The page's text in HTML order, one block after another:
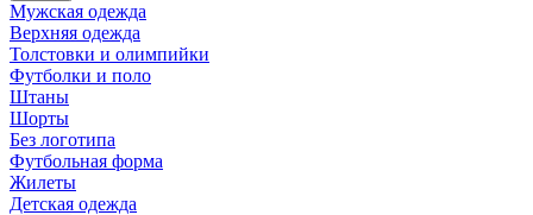
Мужская одежда
Верхняя одежда
Толстовки и олимпийки
Футболки и поло
Штаны
Шорты
Без логотипа
Футбольная форма
Жилеты
Детская одежда